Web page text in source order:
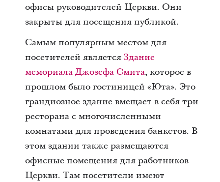
офисы руководителей Церкви. Они
закрыты для посещения публикой.
Самым популярным местом для
посетителей является Здание
мемориала Джозефа Смита, которое в
прошлом было гостиницей «Юта». Это
грандиозное здание вмещает в себя три
ресторана с многочисленными
комнатами для проведения банкетов. В
этом здании также размещаются
офисные помещения для работников
Церкви. Там посетители имеют